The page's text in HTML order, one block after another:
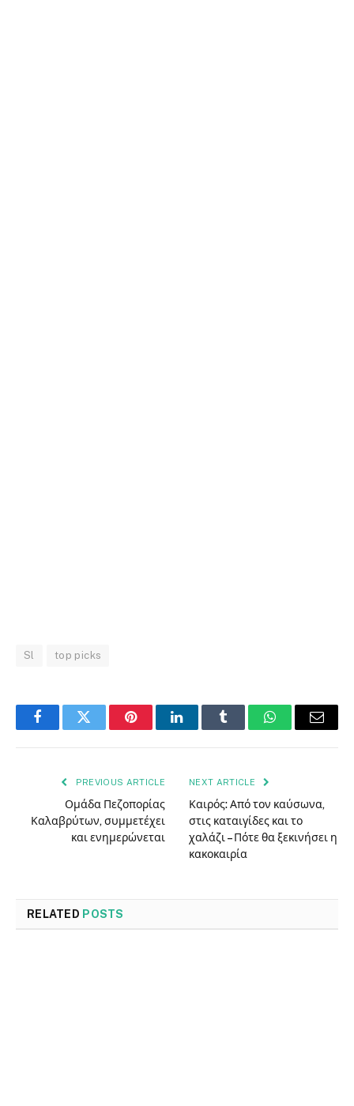
Sl top picks
FacebookTwitter PinterestLinkedInTumblr WhatsAppEmail
PREVIOUS ARTICLE
Ομάδα Πεζοπορίας
Καλαβρύτων, συμμετέχει
και ενημερώνεται
NEXT ARTICLE
Καιρός: Από τον καύσωνα,
στις καταιγίδες και το
χαλάζι – Πότε θα ξεκινήσει η
κακοκαιρία
RELATED POSTS